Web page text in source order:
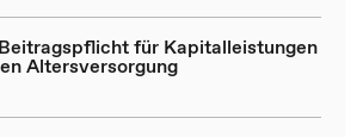
für Kapitalleistungen
Altersversorgung